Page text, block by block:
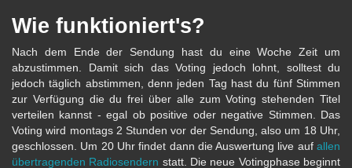
Wie funktioniert's?
Nach dem Ende der Sendung hast du eine Woche Zeit um
abzustimmen. Damit sich das Voting jedoch lohnt, solltest du
jedoch täglich abstimmen, denn jeden Tag hast du fünf Stimmen
zur Verfügung die du frei über alle zum Voting stehenden Titel
verteilen kannst - egal ob positive oder negative Stimmen. Das
Voting wird montags 2 Stunden vor der Sendung, also um 18 Uhr,
geschlossen. Um 20 Uhr findet dann die Auswertung live auf allen
übertragenden Radiosendern statt. Die neue Votingphase beginnt